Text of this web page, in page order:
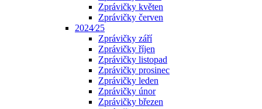
Zprávičky květen
Zprávičky červen
2024⁄25
Zprávičky září
Zprávičky říjen
Zprávičky listopad
Zprávičky prosinec
Zprávičky leden
Zprávičky únor
Zprávičky březen